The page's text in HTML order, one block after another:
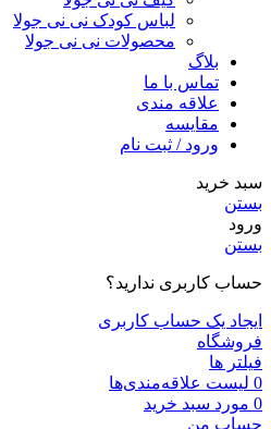
لباس کودک نی نی جولا
محصولات نی نی جولا
بلاگ
تماس با ما
علاقه مندی
مقايسه
ورود / ثبت نام
سبد خرید
بستن
ورود
بستن
حساب کاربری ندارید؟
ایجاد یک حساب کاربری
فروشگاه
فیلتر ها
0 لیست علاقه‌مندی‌ها
0 مورد سبد خرید
حساب من